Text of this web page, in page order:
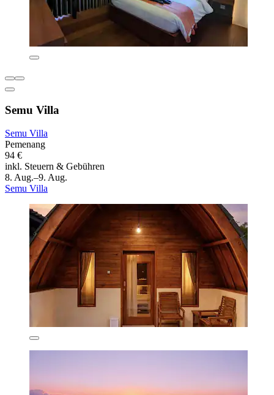
Semu Villa
Semu Villa
Pemenang
94 €
inkl. Steuern & Gebühren
8. Aug.–9. Aug.
Semu Villa